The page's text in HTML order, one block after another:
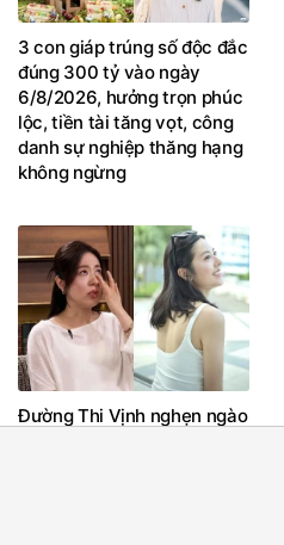
3 con giáp trúng số độc đắc
đúng 300 tỷ vào ngày
6/8/2026, hưởng trọn phúc
lộc, tiền tài tăng vọt, công
danh sự nghiệp thăng hạng
không ngừng
Đường Thi Vịnh nghẹn ngào